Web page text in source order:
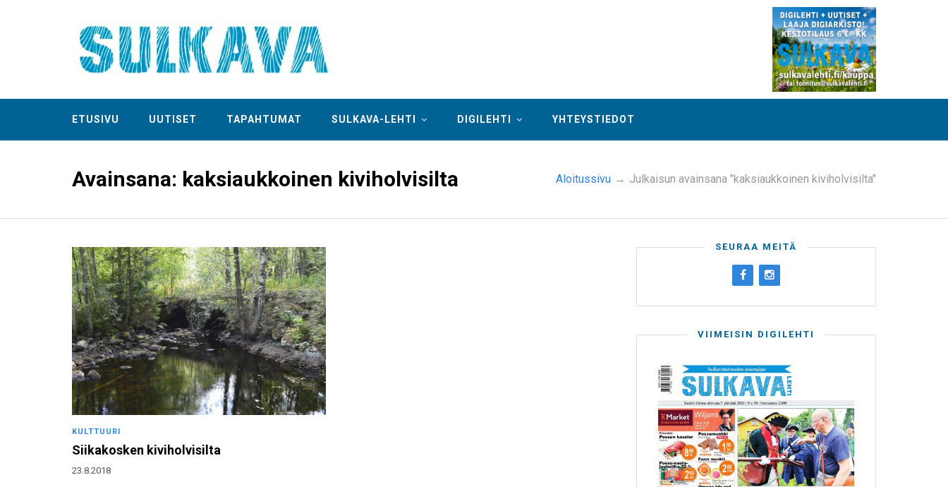
ETUSIVU UUTISET TAPAHTUMAT SULKAVA-LEHTI DIGILEHTI YHTEYSTIEDOT
Avainsana: kaksiaukkoinen kiviholvisilta Aloitussivu → Julkaisun avainsana "kaksiaukkoinen kiviholvisilta"
KULTTUURI
Siikakosken kiviholvisilta
23.8.2018
SEURAA MEITÄ
VIIMEISIN DIGILEHTI